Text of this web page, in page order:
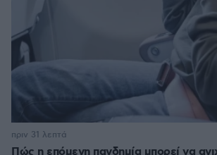
Πώς η επόμενη πανδημία μπορεί να
πριν 31 λεπτά